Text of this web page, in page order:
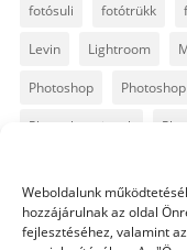
Weboldalunk
hozzájárulnak az oldal
fejlesztéséhez, valamint
fotósuli fotótrükk
Levin Lightroom
Photoshop
Photoshop tippek
szövegszerkesztés
videó vintage